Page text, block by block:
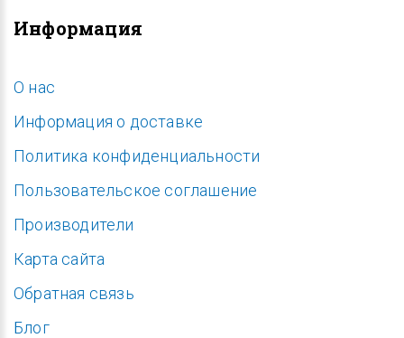
Информация
O нас
Информация о доставке
Политика конфиденциальности
Пользовательское соглашение
Производители
Карта сайта
Обратная связь
Блог